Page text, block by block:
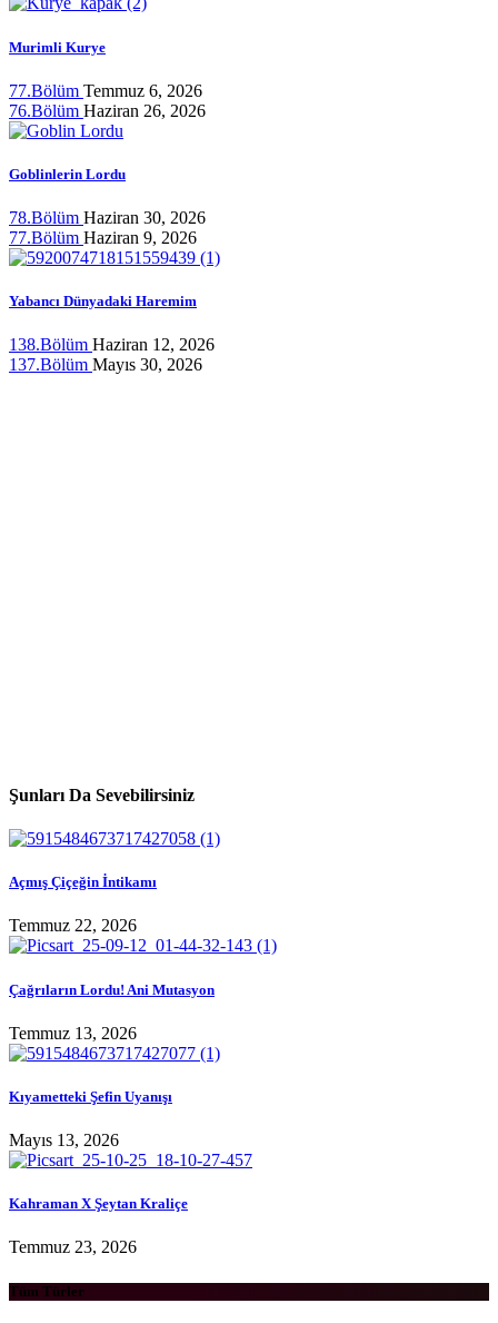
Murimli Kurye
77.Bölüm Temmuz 6, 2026
76.Bölüm Haziran 26, 2026
Goblinlerin Lordu
78.Bölüm Haziran 30, 2026
77.Bölüm Haziran 9, 2026
Yabancı Dünyadaki Haremim
138.Bölüm Haziran 12, 2026
137.Bölüm Mayıs 30, 2026
Şunları Da Sevebilirsiniz
Açmış Çiçeğin İntikamı
Temmuz 22, 2026
Çağrıların Lordu! Ani Mutasyon
Temmuz 13, 2026
Kıyametteki Şefin Uyanışı
Mayıs 13, 2026
Kahraman X Şeytan Kraliçe
Temmuz 23, 2026
Tüm Türler